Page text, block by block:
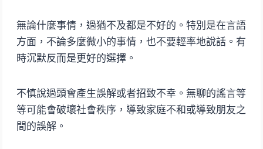
無論什麼事情，過猶不及都是不好的。特別是在言語
方面，不論多麼微小的事情，也不要輕率地說話。有
時沉默反而是更好的選擇。
不慎說過頭會產生誤解或者招致不幸。無聊的謠言等
等可能會破壞社會秩序，導致家庭不和或導致朋友之
間的誤解。